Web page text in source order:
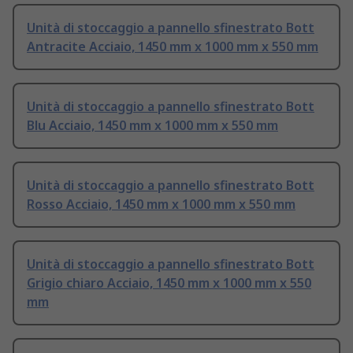
Unità di stoccaggio a pannello sfinestrato Bott
Antracite Acciaio, 1450 mm x 1000 mm x 550 mm
Unità di stoccaggio a pannello sfinestrato Bott
Blu Acciaio, 1450 mm x 1000 mm x 550 mm
Unità di stoccaggio a pannello sfinestrato Bott
Rosso Acciaio, 1450 mm x 1000 mm x 550 mm
Unità di stoccaggio a pannello sfinestrato Bott
Grigio chiaro Acciaio, 1450 mm x 1000 mm x 550
mm